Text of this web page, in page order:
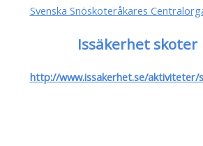
Svenska Snöskoteråkares
Issäkerhet skoter
http://www.issakerhet.se/aktiviteter/